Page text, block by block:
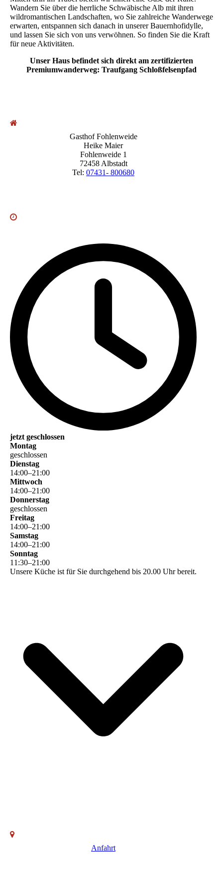
Wandern Sie über die herrliche Schwäbische Alb mit ihren
wildromantischen Landschaften, wo Sie zahlreiche Wanderwege
erwarten, entspannen sich danach in unserer Bauernhofidylle,
und lassen Sie sich von uns verwöhnen. So finden Sie die Kraft
für neue Aktivitäten.
Unser Haus befindet sich direkt am zertifizierten
Premiumwanderweg: Traufgang Schloßfelsenpfad
Gasthof Fohlenweide
Heike Maier
Fohlenweide 1
72458 Albstadt
Tel: 07431- 800680
jetzt geschlossen
Montag
geschlossen
Dienstag
14:00–21 :00
Mittwoch
14:00–21 :00
Donnerstag
geschlossen
Freitag
14:00–21 :00
Samstag
14:00–21 :00
Sonntag
11 :30–21 :00
Unsere Küche ist für Sie durchgehend bis 20.00 Uhr bereit.
Anfahrt